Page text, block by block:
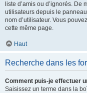
liste d’amis ou d’ignorés.
utilisateurs depuis le
nom d’utilisateur. Vous
cette même page.
Haut
Recherche dans les
Comment puis-je effectuer
Saisissez un terme dans la